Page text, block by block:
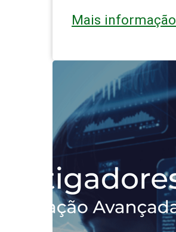
Mais informação